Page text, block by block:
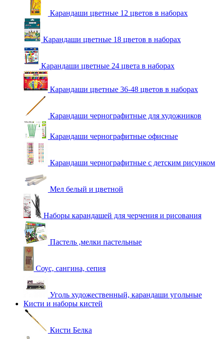
Карандаши цветные 12 цветов в наборах
Карандаши цветные 18 цветов в наборах
Карандаши цветные 24 цвета в наборах
Карандаши цветные 36-48 цветов в наборах
Карандаши чернографитные для художников
Карандаши чернографитные офисные
Карандаши чернографитные с детским рисунком
Мел белый и цветной
Наборы карандашей для черчения и рисования
Пастель ,мелки пастельные
Соус, сангина, сепия
Уголь художественный, карандаши угольные
Кисти и наборы кистей
Кисти Белка